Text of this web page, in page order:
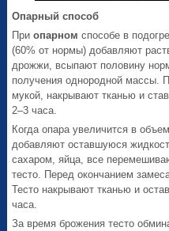
Опарный способ
При опарномспособе в
(60% от нормы) добавляют
дрожжи, всыпают половину
получения однородной массы.
мукой, накрывают тканью и
2–3 часа.
Когда опара увеличится в
добавляют оставшуюся
сахаром, яйца, все
тесто. Перед окончанием
Тесто накрывают тканью и
часа.
За время брожения тесто